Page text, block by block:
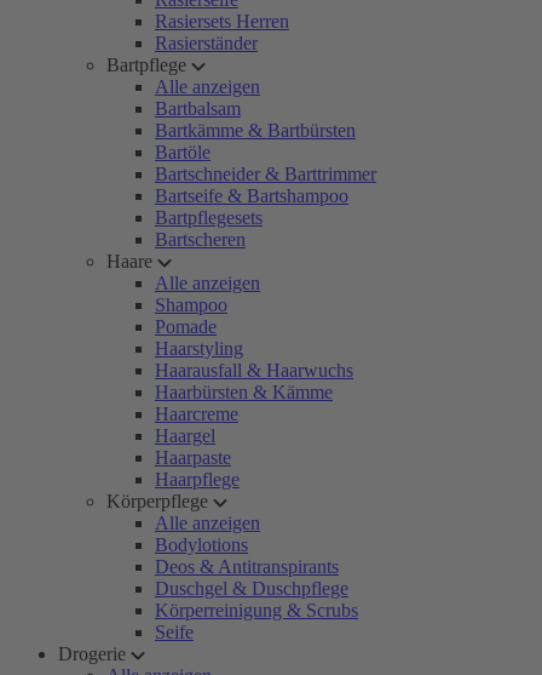
Rasiersets Herren
Rasierständer
Bartpflege
Alle anzeigen
Bartbalsam
Bartkämme & Bartbürsten
Bartöle
Bartschneider & Barttrimmer
Bartseife & Bartshampoo
Bartpflegesets
Bartscheren
Haare
Alle anzeigen
Shampoo
Pomade
Haarstyling
Haarausfall & Haarwuchs
Haarbürsten & Kämme
Haarcreme
Haargel
Haarpaste
Haarpflege
Körperpflege
Alle anzeigen
Bodylotions
Deos & Antitranspirants
Duschgel & Duschpflege
Körperreinigung & Scrubs
Seife
Drogerie